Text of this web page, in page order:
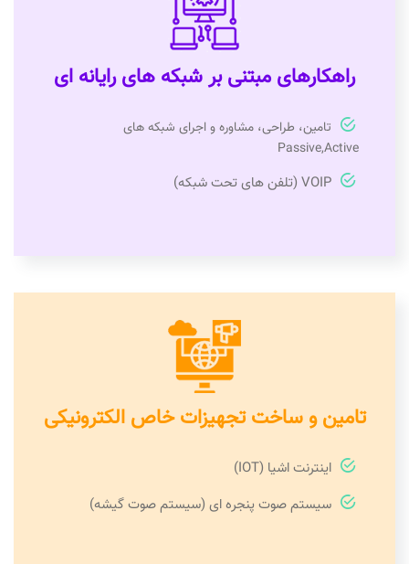
راهکارهای مبتنی بر شبکه های رایانه ای
تامین، طراحی، مشاوره و اجرای شبکه های
Passive,Active
VOIP (تلفن های تحت شبکه)
تامین و ساخت تجهیزات خاص الکترونیکی
اینترنت اشیا (IOT)
سیستم صوت پنجره ای (سیستم صوت گیشه)